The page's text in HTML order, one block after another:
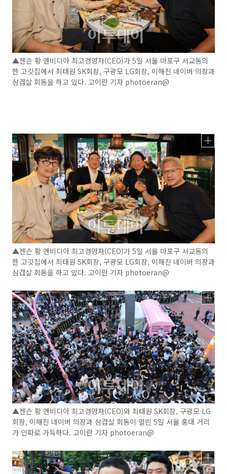
▲젠슨 황 엔비디아 최고경영자(CEO)가 5일 서울 마포구 서교동의
한 고깃집에서 최태원 SK회장, 구광모 LG회장, 이해진 네이버 의장과
삼겹살 회동을 하고 있다. 고이란 기자 photoeran@
▲젠슨 황 엔비디아 최고경영자(CEO)가 5일 서울 마포구 서교동의
한 고깃집에서 최태원 SK회장, 구광모 LG회장, 이해진 네이버 의장과
삼겹살 회동을 하고 있다. 고이란 기자 photoeran@
▲젠슨 황 엔비디아 최고경영자(CEO)와 최태원 SK회장, 구광모 LG
회장, 이해진 네이버 의장과 삼겹살 회동이 열린 5일 서울 홍대 거리
가 인파로 가득하다. 고이란 기자 photoeran@